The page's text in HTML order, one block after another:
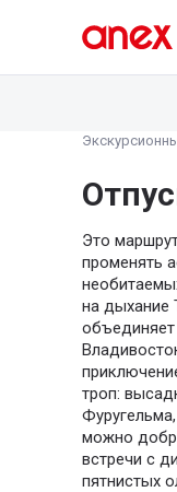
Это
променять
на дыхание
троп:
можно
встречи с
пятнистых